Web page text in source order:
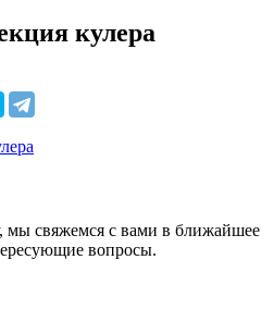
кулера
мы свяжемся с вами в ближайшее
вопросы.